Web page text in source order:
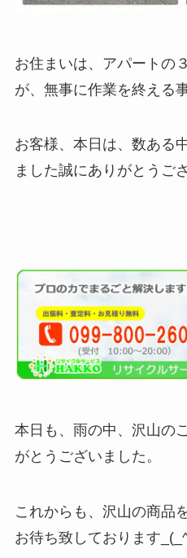
お住まいは、アパートの
が、無事に作業を終える
お客様、本日は、数ある
ました誠にありがとうご
本日も、雨の中、沢山の
がとうございました。
これからも、沢山の商品
お待ち致しております